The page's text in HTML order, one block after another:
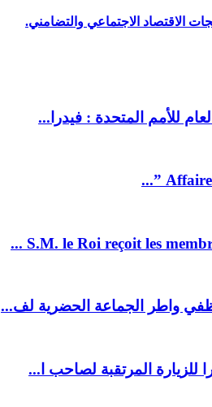
الاقتصاد الاجتماعي والتضامني.
للأمم المتحدة : فيدرا...
S.M. le Roi reçoit les
واطر الجماعة الحضرية لف...
للزيارة المرتقبة لصاحب ا...